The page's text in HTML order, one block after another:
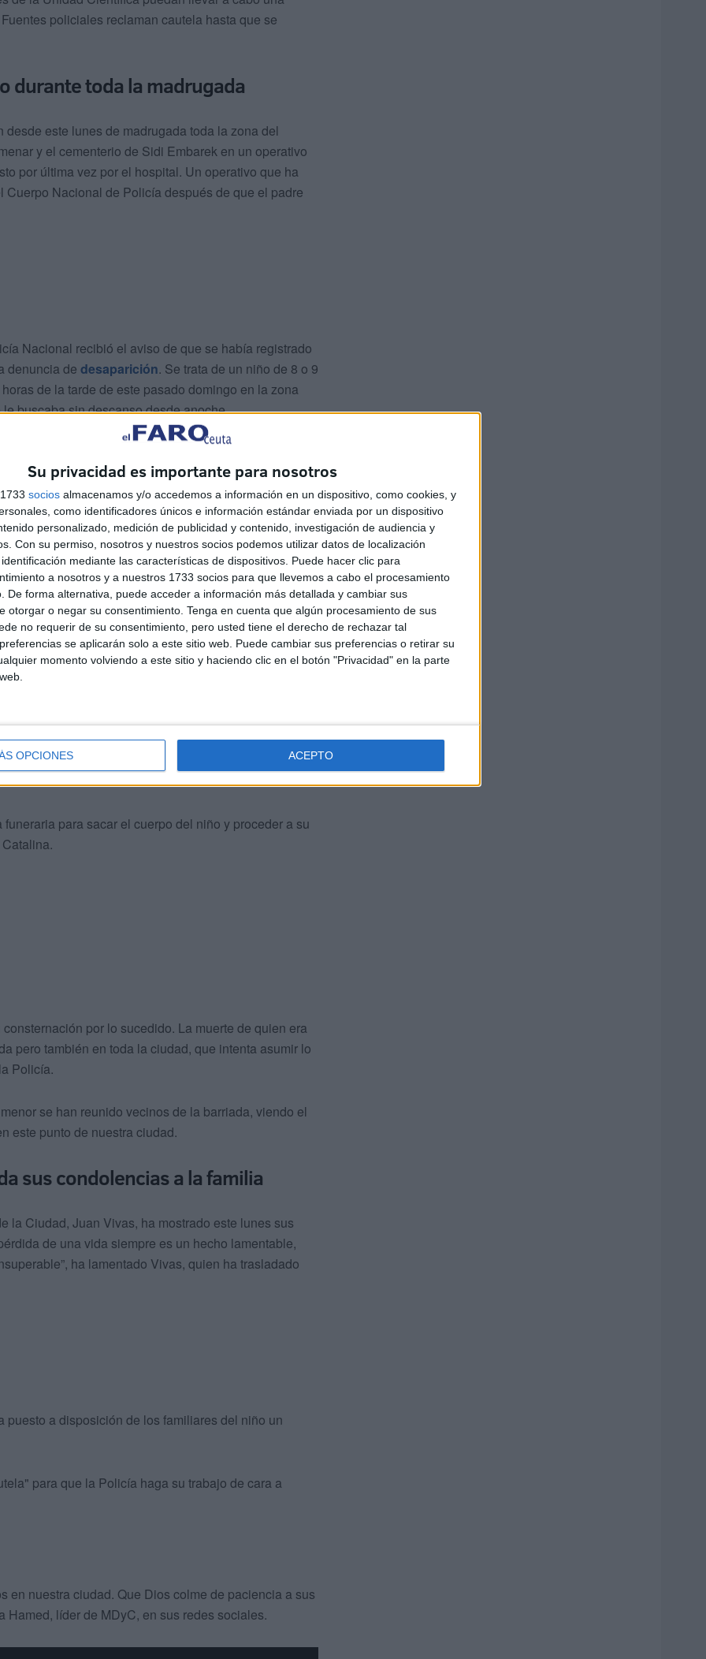
Su privacidad es importante para nosotros
socios almacenamos y/o accedemos a información en un dispositivo, como cookies, y
como identificadores únicos e información estándar enviada por un dispositivo
personalizado, medición de publicidad y contenido, investigación de audiencia y
Con su permiso, nosotros y nuestros socios podemos utilizar datos de localización
mediante las características de dispositivos. Puede hacer clic para
a nosotros y a nuestros 1733 socios para que llevemos a cabo el procesamiento
De forma alternativa, puede acceder a información más detallada y cambiar sus
otorgar o negar su consentimiento. Tenga en cuenta que algún procesamiento de sus
no requerir de su consentimiento, pero usted tiene el derecho de rechazar tal
se aplicarán solo a este sitio web. Puede cambiar sus preferencias o retirar su
momento volviendo a este sitio y haciendo clic en el botón "Privacidad" en la parte
OPCIONES ACEPTO
policiales reclaman cautela hasta que se
durante toda la madrugada
este lunes de madrugada toda la zona del
y el cementerio de Sidi Embarek en un operativo
por última vez por el hospital. Un operativo que ha
Nacional de Policía después de que el padre
Nacional recibió el aviso de que se había registrado
denuncia de desaparición. Se trata de un niño de 8 o 9
de la tarde de este pasado domingo en la zona
buscaba sin descanso desde anoche.
únicamente el CNP, ya que no se activó el
Civil.
asunto, contando como base principal el trabajo que
la autopsia. Todo eso es determinante para que se
alejados de las especulaciones que no hacen sino
la Policía. En el lugar también trabaja los agentes de
para sacar el cuerpo del niño y proceder a su
por lo sucedido. La muerte de quien era
pero también en toda la ciudad, que intenta asumir lo
Policía.
se han reunido vecinos de la barriada, viendo el
este punto de nuestra ciudad.
sus condolencias a la familia
la Ciudad, Juan Vivas, ha mostrado este lunes sus
de una vida siempre es un hecho lamentable,
ha lamentado Vivas, quien ha trasladado
a disposición de los familiares del niño un
para que la Policía haga su trabajo de cara a
en nuestra ciudad. Que Dios colme de paciencia a sus
líder de MDyC, en sus redes sociales.